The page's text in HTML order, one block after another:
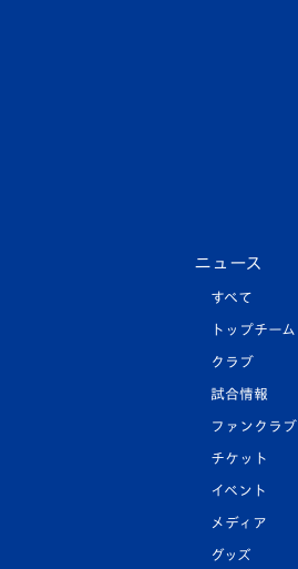
ニュース
すべて
トップチーム
クラブ
試合情報
ファンクラブ
チケット
イベント
メディア
グッズ